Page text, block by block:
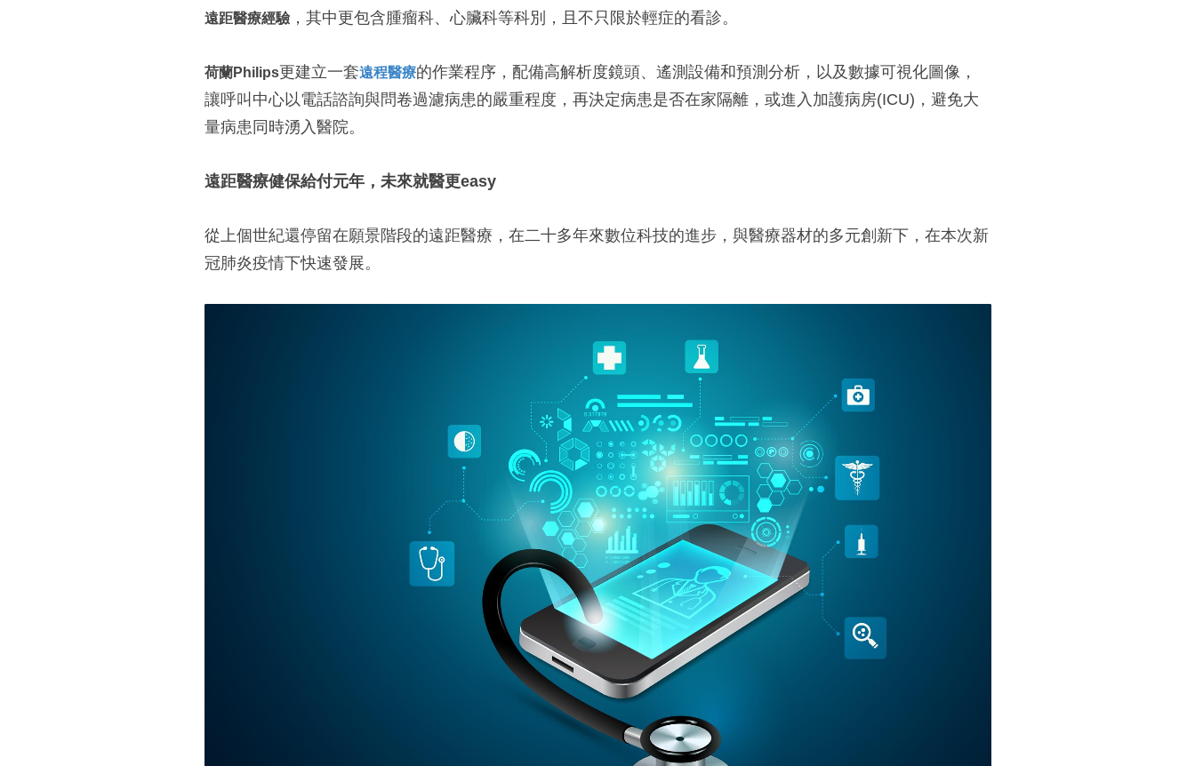
遠距醫療經驗，其中更包含腫瘤科、心臟科等科別，且不只限於輕症的看診。
荷蘭Philips更建立一套遠程醫療的作業程序，配備高解析度鏡頭、遙測設備和預測分析，以及數據可視化圖像，
讓呼叫中心以電話諮詢與問卷過濾病患的嚴重程度，再決定病患是否在家隔離，或進入加護病房(ICU)，避免大
量病患同時湧入醫院。
遠距醫療健保給付元年，未來就醫更easy
從上個世紀還停留在願景階段的遠距醫療，在二十多年來數位科技的進步，與醫療器材的多元創新下，在本次新
冠肺炎疫情下快速發展。